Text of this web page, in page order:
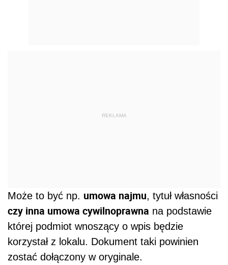
REKLAMA
Może to być np. umowa najmu, tytuł własności
czy inna umowa cywilnoprawna na podstawie
której podmiot wnoszący o wpis będzie
korzystał z lokalu. Dokument taki powinien
zostać dołączony w oryginale.